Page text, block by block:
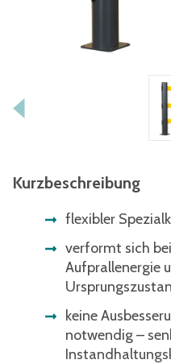
Kurzbeschreibung
flexibler
verformt sich
Aufprallenergie
keine
notwendig –